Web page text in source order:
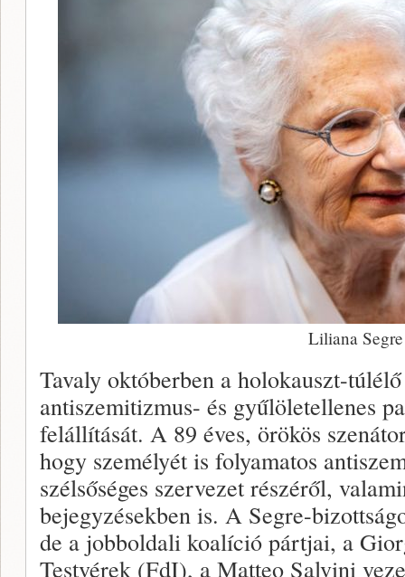
Liliana Segre
Tavaly októberben a holokauszt-
antiszemitizmus- és gyűlöletellenes
felállítását. A 89 éves, örökös
hogy személyét is folyamatos
szélsőséges szervezet részéről,
bejegyzésekben is. A Segre-
de a jobboldali koalíció pártjai, a
Testvérek (FdI), a Matteo Salvini